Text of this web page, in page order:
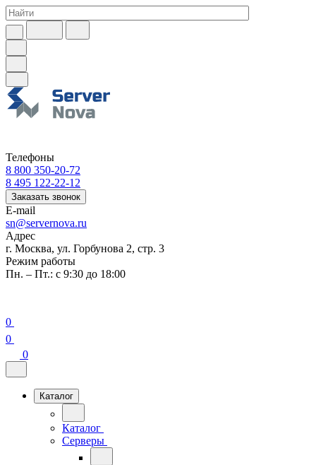
Телефоны
8 800 350-20-72
8 495 122-22-12
Заказать звонок
E-mail
sn@servernova.ru
Адрес
г. Москва, ул. Горбунова 2, стр. 3
Режим работы
Пн. – Пт.: с 9:30 до 18:00
0
0
0
Каталог
Каталог
Серверы